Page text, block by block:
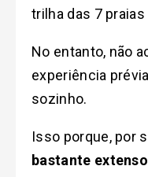
trilha das 7 praias
No entanto, não
experiência
sozinho.
Isso porque, por
bastante